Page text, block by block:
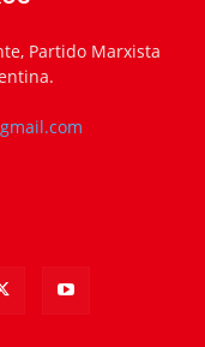
Partido Marxista